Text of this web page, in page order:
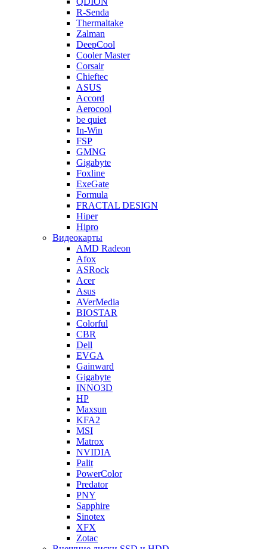
R-Senda
Thermaltake
Zalman
DeepCool
Cooler Master
Corsair
Chieftec
ASUS
Accord
Aerocool
be quiet
In-Win
FSP
GMNG
Gigabyte
Foxline
ExeGate
Formula
FRACTAL DESIGN
Hiper
Hipro
Видеокарты
AMD Radeon
Afox
ASRock
Acer
Asus
AVerMedia
BIOSTAR
Colorful
CBR
Dell
EVGA
Gainward
Gigabyte
INNO3D
HP
Maxsun
KFA2
MSI
Matrox
NVIDIA
Palit
PowerColor
Predator
PNY
Sapphire
Sinotex
XFX
Zotac